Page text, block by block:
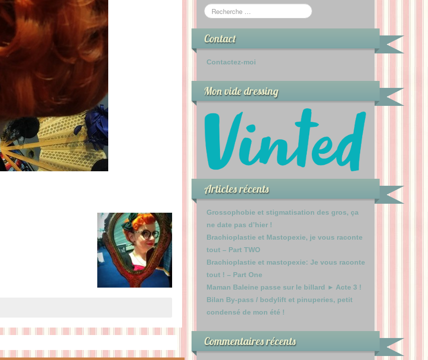
Contact
Contactez-moi
Mon vide dressing
Articles récents
Grossophobie et stigmatisation des gros, ça
ne date pas d’hier !
Brachioplastie et Mastopexie, je vous raconte
tout – Part TWO
Brachioplastie et mastopexie: Je vous raconte
tout ! – Part One
Maman Baleine passe sur le billard ► Acte 3 !
Bilan By-pass / bodylift et pinuperies, petit
condensé de mon été !
Commentaires récents